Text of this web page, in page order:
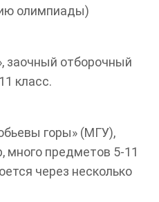
олимпиады)
заочный отборочный
класс.
горы» (МГУ),
много предметов 5-11
через несколько